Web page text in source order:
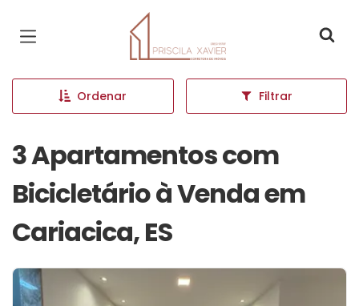
Página inicial
Ordenar Filtrar
3 Apartamentos com
Bicicletário à Venda em
Cariacica, ES